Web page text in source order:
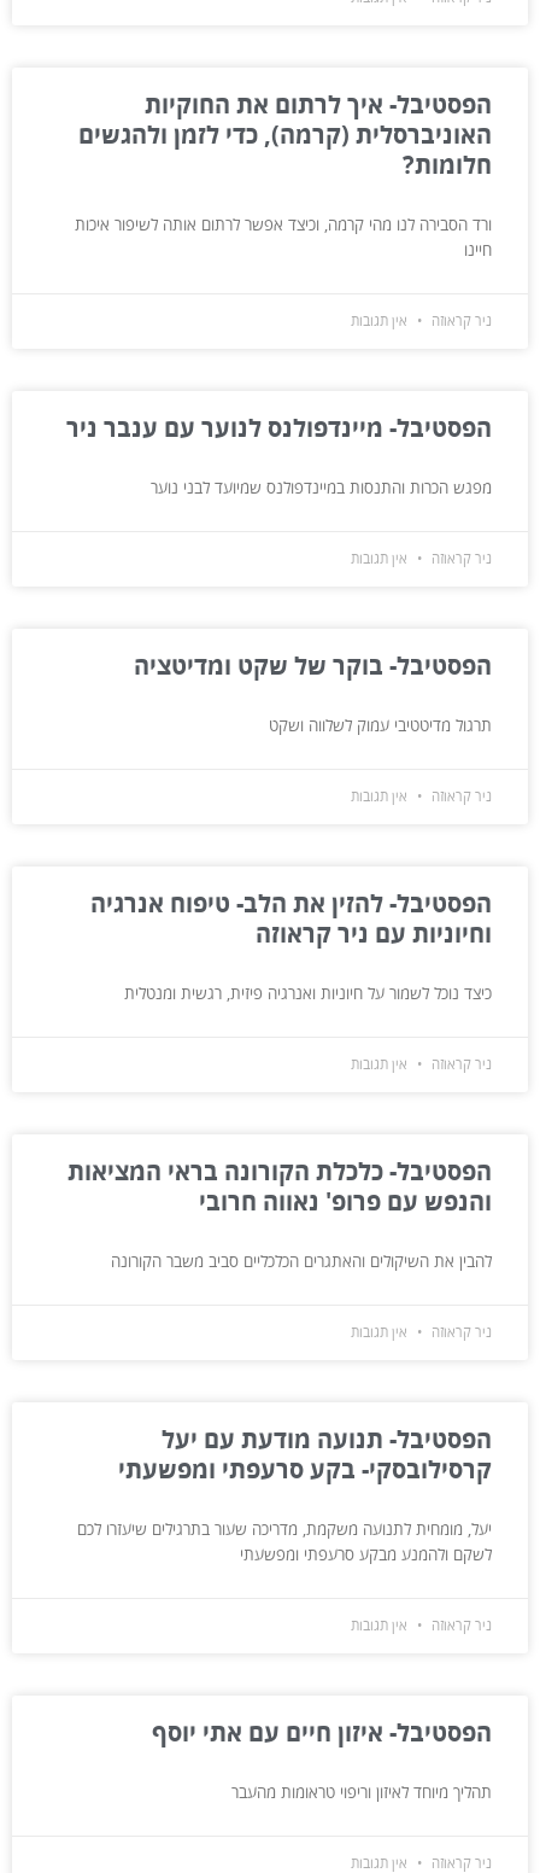
הפסטיבל- איך לרתום את החוקיות
האוניברסלית (קרמה), כדי לזמן ולהגשים
חלומות?
ורד הסבירה לנו מהי קרמה, וכיצד אפשר לרתום אותה לשיפור איכות
חיינו
ניר קראוזה אין תגובות
הפסטיבל- מיינדפולנס לנוער עם ענבר ניר
מפגש הכרות והתנסות במיינדפולנס שמיועד לבני נוער
ניר קראוזה אין תגובות
הפסטיבל- בוקר של שקט ומדיטציה
תרגול מדיטטיבי עמוק לשלווה ושקט
ניר קראוזה אין תגובות
הפסטיבל- להזין את הלב- טיפוח אנרגיה
וחיוניות עם ניר קראוזה
כיצד נוכל לשמור על חיוניות ואנרגיה פיזית, רגשית ומנטלית
ניר קראוזה אין תגובות
הפסטיבל- כלכלת הקורונה בראי המציאות
והנפש עם פרופ' נאווה חרובי
להבין את השיקולים והאתגרים הכלכליים סביב משבר הקורונה
ניר קראוזה אין תגובות
הפסטיבל- תנועה מודעת עם יעל
קרסילובסקי- בקע סרעפתי ומפשעתי
יעל, מומחית לתנועה משקמת, מדריכה שעור בתרגילים שיעזרו לכם
לשקם ולהמנע מבקע סרעפתי ומפשעתי
ניר קראוזה אין תגובות
הפסטיבל- איזון חיים עם אתי יוסף
תהליך מיוחד לאיזון וריפוי טראומות מהעבר
ניר קראוזה אין תגובות